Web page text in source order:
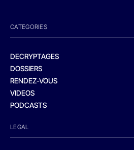
CATEGORIES
DECRYPTAGES
DOSSIERS
RENDEZ-VOUS
VIDEOS
PODCASTS
LEGAL